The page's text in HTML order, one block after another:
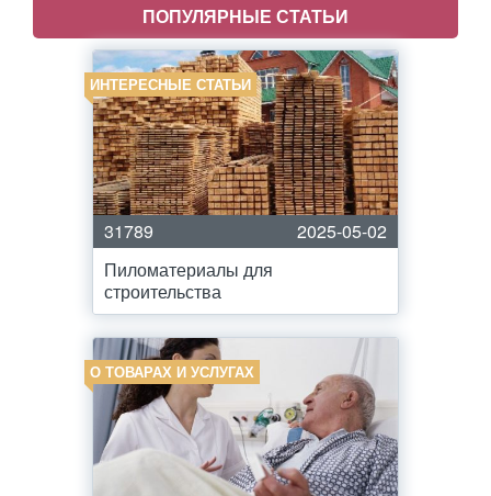
ПОПУЛЯРНЫЕ СТАТЬИ
ИНТЕРЕСНЫЕ СТАТЬИ
31789
2025-05-02
Пиломатериалы для
строительства
О ТОВАРАХ И УСЛУГАХ